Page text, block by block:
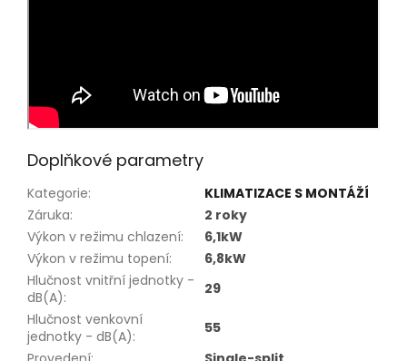
Doplňkové parametry
Kategorie:
KLIMATIZACE S MONTÁŽÍ
Záruka:
2 roky
Výkon v režimu chlazení:
6,1kW
Výkon v režimu topení:
6,8kW
Hlučnost vnitřní jednotky -
dB(A):
29
Hlučnost venkovní
jednotky - dB(A):
55